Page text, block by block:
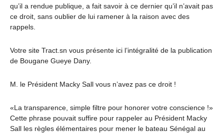
qu’il a rendue publique, a fait savoir à ce dernier qu’il n’avait pas
ce droit, sans oublier de lui ramener à la raison avec des
rappels.
Votre site Tract.sn vous présente ici l’intégralité de la publication
de Bougane Gueye Dany.
M. le Président Macky Sall vous n’avez pas ce droit !
«La transparence, simple filtre pour honorer votre conscience !»
Cette phrase pouvait suffire pour rappeler au Président Macky
Sall les règles élémentaires pour mener le bateau Sénégal au